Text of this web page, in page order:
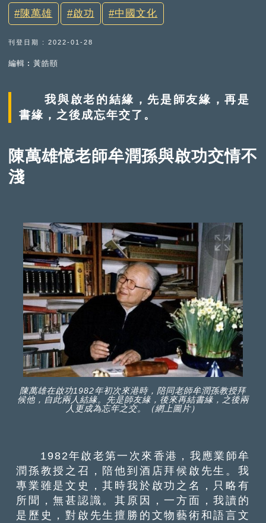
陳萬雄 啟功 中國文化
刊登日期 : 2022-01-28
編輯︰黃皓頤
我與啟老的結緣，先是師友緣，再是
書緣，之後成忘年交了。
陳萬雄憶老師牟潤孫與啟功交情不
淺
陳萬雄在啟功1982年初次來港時，陪同老師牟潤孫教授拜
候他，自此兩人結緣。先是師友緣，後來再結書緣，之後兩
人更成為忘年之交。（網上圖片）
1982年啟老第一次來香港，我應業師牟
潤孫教授之召，陪他到酒店拜候啟先生。我
專業雖是文史，其時我於啟功之名，只略有
所聞，無甚認識。其原因，一方面，我讀的
是歷史，對啟先生擅勝的文物藝術和語言文